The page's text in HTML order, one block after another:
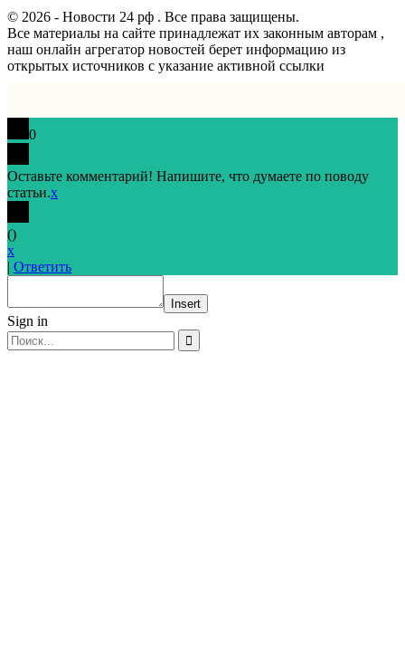
© 2026 - Новости 24 рф . Все права защищены.
Все материалы на сайте принадлежат их законным авторам ,
наш онлайн агрегатор новостей берет информацию из
открытых источников с указание активной ссылки
0
Оставьте комментарий! Напишите, что думаете по поводу
статьи.x
()
x
| Ответить
Insert
Sign in